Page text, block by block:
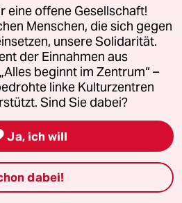
am Leipziger Flughafen
der elektronischen
Stadt
Auto“
für politische Bildung
eine offene Gesellschaft!
Menschen, die sich gegen
unsere Solidarität.
der Einnahmen aus
beginnt im Zentrum“ –
linke Kulturzentren
Sind Sie dabei?
Ja, ich will
dabei!